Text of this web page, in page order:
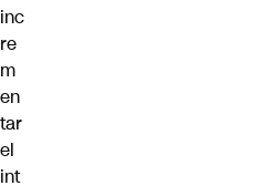
inc
re
m
en
tar
el
int